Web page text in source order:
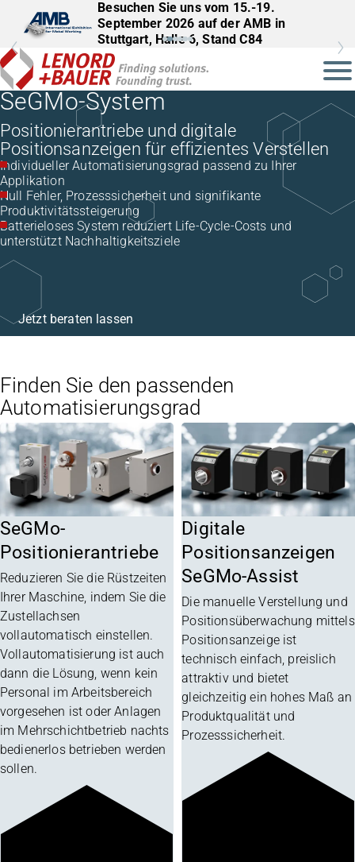
Besuchen Sie uns vom 15.-19.
September 2026 auf der AMB in
Stuttgart, Halle 6, Stand C84
SeGMo-System
Positionierantriebe und digitale
Positionsanzeigen für effizientes Verstellen
Individueller Automatisierungsgrad passend zu Ihrer
Applikation
Null Fehler, Prozesssicherheit und signifikante
Produktivitätssteigerung
Batterieloses System reduziert Life-Cycle-Costs und
unterstützt Nachhaltigkeitsziele
Jetzt beraten lassen
Finden Sie den passenden
Automatisierungsgrad
SeGMo-
Positionierantriebe
Reduzieren Sie die Rüstzeiten
Ihrer Maschine, indem Sie die
Zustellachsen
vollautomatisch einstellen.
Vollautomatisierung ist auch
dann die Lösung, wenn kein
Personal im Arbeitsbereich
vorgesehen ist oder Anlagen
im Mehrschichtbetrieb nachts
bedienerlos betrieben werden
sollen.
Digitale
Positionsanzeigen
SeGMo-Assist
Die manuelle Verstellung und
Positionsüberwachung mittels
Positionsanzeige ist
technisch einfach, preislich
attraktiv und bietet
gleichzeitig ein hohes Maß an
Produktqualität und
Prozesssicherheit.